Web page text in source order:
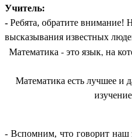
Учитель:
- Ребята, обратите внимание!
высказывания известных
Математика - это язык, на
Математика есть лучшее и
- Вспомним, что говорит наш